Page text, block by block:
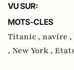
VU SUR:
MOTS-CLES
Titanic , navire ,
, New York ,